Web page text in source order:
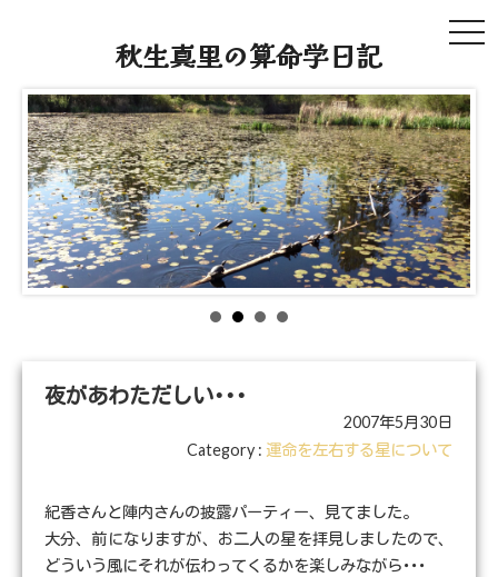
秋生真里の算命学日記
夜があわただしい･･･
2007年5月30日
Category : 運命を左右する星について
紀香さんと陣内さんの披露パーティー、見てました。
大分、前になりますが、お二人の星を拝見しましたので、
どういう風にそれが伝わってくるかを楽しみながら･･･